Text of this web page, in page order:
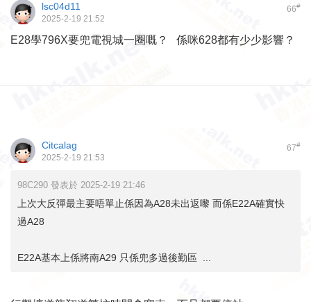
66#
lsc04d11
2025-2-19 21:52
E28學796X要兜電視城一圈嘅？ 係咪628都有少少影響？
67#
Citcalag
2025-2-19 21:53
98C290 發表於 2025-2-19 21:46
上次大反彈最主要唔單止係因為A28未出返嚟 而係E22A確實快
過A28
E22A基本上係將南A29 只係兜多過後勤區 ...